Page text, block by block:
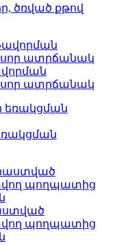
ծռված քթով
ատրճանակ
պողպատից